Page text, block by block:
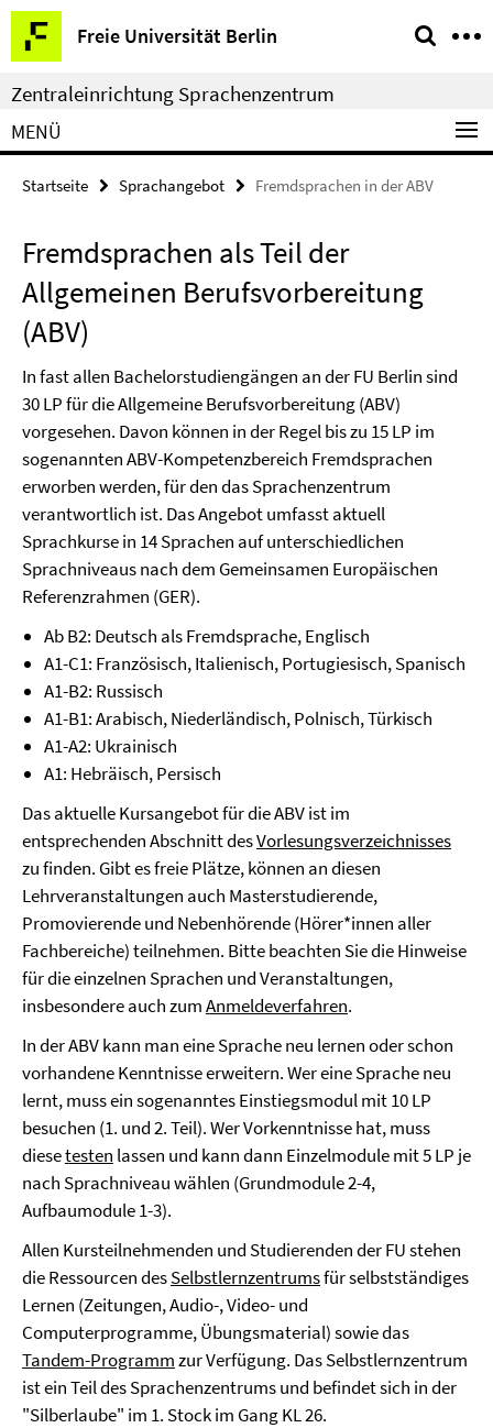
Springe
direkt
zu
Inhalt
Freie Universität Berlin
Service-
Navigation
Zentraleinrichtung Sprachenzentrum
MENÜ
Startseite Sprachangebot Fremdsprachen in der ABV
Fremdsprachen als Teil der
Allgemeinen Berufsvorbereitung
(ABV)
In fast allen Bachelorstudiengängen an der FU Berlin sind
30 LP für die Allgemeine Berufsvorbereitung (ABV)
vorgesehen. Davon können in der Regel bis zu 15 LP im
sogenannten ABV-Kompetenzbereich Fremdsprachen
erworben werden, für den das Sprachenzentrum
verantwortlich ist. Das Angebot umfasst aktuell
Sprachkurse in 14 Sprachen auf unterschiedlichen
Sprachniveaus nach dem Gemeinsamen Europäischen
Referenzrahmen (GER).
Ab B2: Deutsch als Fremdsprache, Englisch
A1-C1: Französisch, Italienisch, Portugiesisch, Spanisch
A1-B2: Russisch
A1-B1: Arabisch, Niederländisch, Polnisch, Türkisch
A1-A2: Ukrainisch
A1: Hebräisch, Persisch
Das aktuelle Kursangebot für die ABV ist im
entsprechenden Abschnitt desVorlesungsverzeichnisses
zu finden. Gibt es freie Plätze, können an diesen
Lehrveranstaltungen auch Masterstudierende,
Promovierende und Nebenhörende (Hörer*innen aller
Fachbereiche) teilnehmen. Bitte beachten Sie die Hinweise
für die einzelnen Sprachen und Veranstaltungen,
insbesondere auch zumAnmeldeverfahren.
In der ABV kann man eine Sprache neu lernen oder schon
vorhandene Kenntnisse erweitern. Wer eine Sprache neu
lernt, muss ein sogenanntes Einstiegsmodul mit 10 LP
besuchen (1. und 2. Teil). Wer Vorkenntnisse hat, muss
diesetesten lassen und kann dann Einzelmodule mit 5 LP je
nach Sprachniveau wählen (Grundmodule 2-4,
Aufbaumodule 1-3).
Allen Kursteilnehmenden und Studierenden der FU stehen
die Ressourcen desSelbstlernzentrumsfür selbstständiges
Lernen (Zeitungen, Audio-, Video- und
Computerprogramme, Übungsmaterial) sowie das
Tandem-Programmzur Verfügung. Das Selbstlernzentrum
ist ein Teil des Sprachenzentrums und befindet sich in der
"Silberlaube" im 1. Stock im Gang KL 26.